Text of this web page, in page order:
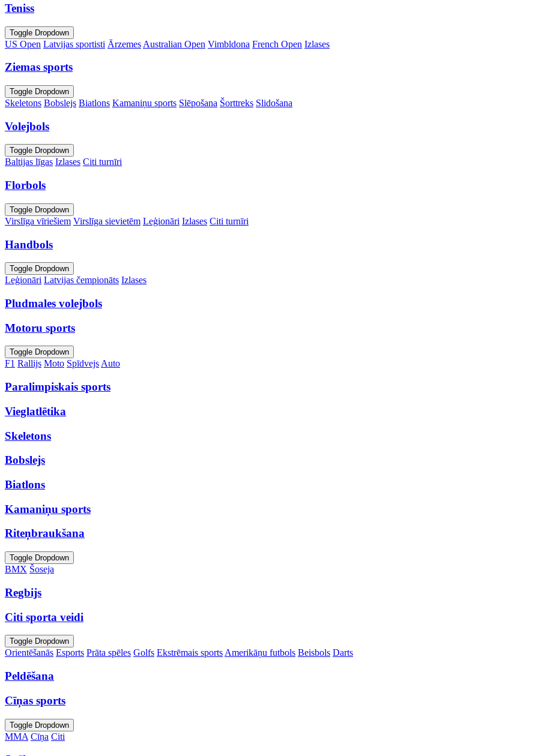
Teniss
Toggle Dropdown
US Open Latvijas sportisti Ārzemes Australian Open Vimbldona French Open Izlases
Ziemas sports
Toggle Dropdown
Skeletons Bobslejs Biatlons Kamaniņu sports Slēpošana Šorttreks Slidošana
Volejbols
Toggle Dropdown
Baltijas līgas Izlases Citi turnīri
Florbols
Toggle Dropdown
Virslīga vīriešiem Virslīga sievietēm Leģionāri Izlases Citi turnīri
Handbols
Toggle Dropdown
Leģionāri Latvijas čempionāts Izlases
Pludmales volejbols
Motoru sports
Toggle Dropdown
F1 Rallijs Moto SpīdvejsAuto
Paralimpiskais sports
Vieglatlētika
Skeletons
Bobslejs
Biatlons
Kamaniņu sports
Riteņbraukšana
Toggle Dropdown
BMX Šoseja
Regbijs
Citi sporta veidi
Toggle Dropdown
Orientēšanās Esports Prāta spēles Golfs Ekstrēmais sports Amerikāņu futbols Beisbols Darts
Peldēšana
Cīņas sports
Toggle Dropdown
MMA Cīņa Citi